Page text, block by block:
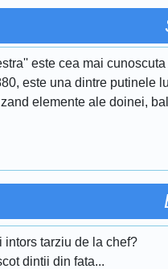
este cea mai
este una dintre putinele
elemente ale doinei,
intors tarziu de la chef?
dintii din fata...